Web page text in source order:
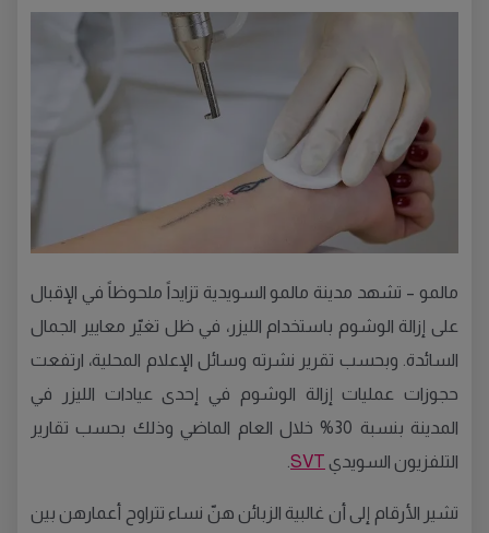
مالمو – تشهد مدينة مالمو السويدية تزايداً ملحوظاً في الإقبال
على إزالة الوشوم باستخدام الليزر، في ظل تغيّر معايير الجمال
السائدة. وبحسب تقرير نشرته وسائل الإعلام المحلية، ارتفعت
حجوزات عمليات إزالة الوشوم في إحدى عيادات الليزر في
المدينة بنسبة 30% خلال العام الماضي وذلك بحسب تقارير
التلفزيون السويدي SVT
تشير الأرقام إلى أن غالبية الزبائن هنّ نساء تتراوح أعمارهن بين